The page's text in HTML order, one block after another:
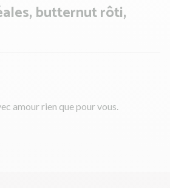
butternut rôti,
amour rien que pour vous.